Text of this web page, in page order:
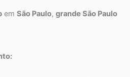
emSão Paulo,grande São Paulo